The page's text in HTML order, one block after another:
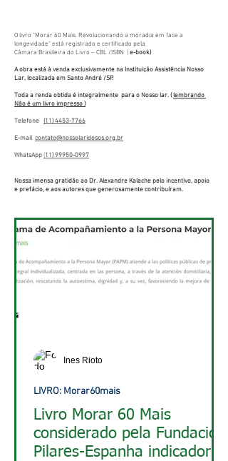
O livro "Morar 60 Mais. Revolucionando a moradia em face a
longevidade" está registrado e certificado pela
Câmara Brasileira do Livro – CBL /ISBN (e-book)
A obra está à venda exclusivamente na Instituição Assistência Nosso
Lar, localizada em Santo André /SP.
Toda a renda obtida é integralmente para o Nosso lar. (lembrando
Não é um livro impresso )
Telefone (11) 4453-7766
E-mail contato@nossolaridosos.org.br
WhatsApp(11) 99950-0997
Nossa imensa gratidão ao Dr. Alexandre Kalache pelo incentivo, apoio
e prefácio, e aos autores que generosamente contribuíram.
Livro Morar 60 Mais
considerado pela Fundación
Pilares-Espanha indicador
LIVRO: Morar60mais
Ines Rioto